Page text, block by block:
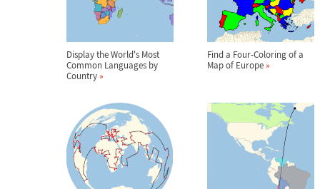
Display the World's Most
Common Languages by
Country»
Find a Four-Coloring of a
Map of Europe»